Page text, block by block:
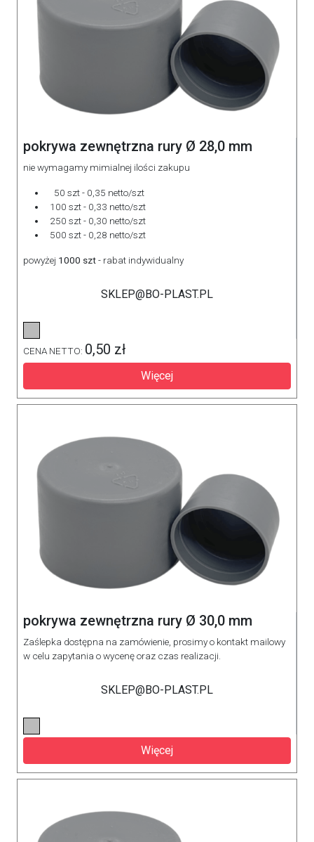
pokrywa zewnętrzna rury Ø 28,0 mm
nie wymagamy mimialnej ilości zakupu
50 szt - 0,35 netto/szt
100 szt - 0,33 netto/szt
250 szt - 0,30 netto/szt
500 szt - 0,28 netto/szt
powyżej 1000 szt- rabat indywidualny
SKLEP@BO-PLAST.PL
CENA NETTO: 0,50 zł
Więcej
pokrywa zewnętrzna rury Ø 30,0 mm
Zaślepka dostępna na zamówienie, prosimy o kontakt mailowy
w celu zapytania o wycenę oraz czas realizacji.
SKLEP@BO-PLAST.PL
Więcej